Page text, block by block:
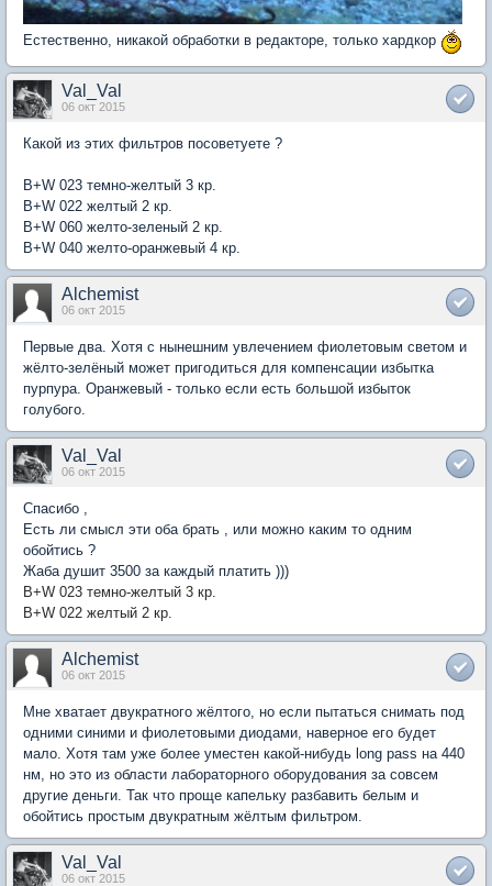
Естественно, никакой обработки в редакторе, только хардкор
Val_Val
06 окт 2015
Какой из этих фильтров посоветуете ?
B+W 023 темно-желтый 3 кр.
B+W 022 желтый 2 кр.
B+W 060 желто-зеленый 2 кр.
B+W 040 желто-оранжевый 4 кр.
Alchemist
06 окт 2015
Первые два. Хотя с нынешним увлечением фиолетовым светом и
жёлто-зелёный может пригодиться для компенсации избытка
пурпура. Оранжевый - только если есть большой избыток
голубого.
Val_Val
06 окт 2015
Спасибо ,
Есть ли смысл эти оба брать , или можно каким то одним
обойтись ?
Жаба душит 3500 за каждый платить )))
B+W 023 темно-желтый 3 кр.
B+W 022 желтый 2 кр.
Alchemist
06 окт 2015
Мне хватает двукратного жёлтого, но если пытаться снимать под
одними синими и фиолетовыми диодами, наверное его будет
мало. Хотя там уже более уместен какой-нибудь long pass на 440
нм, но это из области лабораторного оборудования за совсем
другие деньги. Так что проще капельку разбавить белым и
обойтись простым двукратным жёлтым фильтром.
Val_Val
06 окт 2015